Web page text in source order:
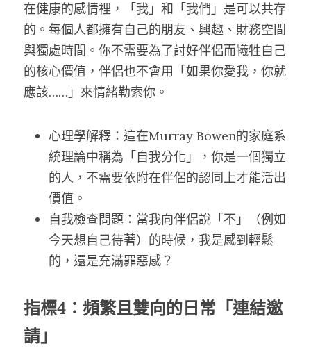
在健康的感情裡，「我」和「我們」是可以共存
的。每個人都擁有自己的朋友、興趣、財務空間
與獨處時間。你不需要為了討好伴侶而犧牲自己
的核心價值，伴侶也不會用「如果你愛我，你就
應該……」來情緒勒索你。
心理學解釋：這在Murray Bowen的家庭系
統理論中稱為「自我分化」，你是一個獨立
的人，不需要依附在伴侶的認同上才能活出
價值。
自我檢查問題：當我向伴侶說「不」（例如
今天想自己待著）的時候，我是感到輕鬆
的，還是充滿罪惡感？
指標4：頻繁且雙向的日常「連結邀
請」